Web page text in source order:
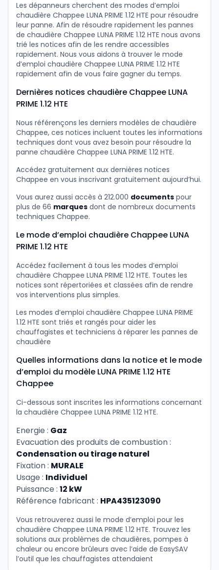
Les dépanneurs cherchent des modes d’emploi
chaudière Chappee LUNA PRIME 1.12 HTE pour résoudre
leur panne. Afin de résoudre rapidement les pannes
de chaudière Chappee LUNA PRIME 1.12 HTE nous avons
trié les notices afin de les rendre accessibles
rapidement. Nous vous aidons à trouver le mode
d’emploi chaudière Chappee LUNA PRIME 1.12 HTE
rapidement afin de vous faire gagner du temps.
Dernières notices chaudière Chappee LUNA
PRIME 1.12 HTE
Nous référençons les derniers modèles de chaudière
Chappee, ces notices incluent toutes les informations
techniques dont vous avez besoin pour résoudre la
panne chaudière Chappee LUNA PRIME 1.12 HTE.
Accédez gratuitement aux dernières notices
Chappee en vous inscrivant gratuitement aujourd’hui.
Vous aurez aussi accès à 212.000 documents pour
plus de 66 marques dont de nombreux documents
techniques Chappee.
Le mode d’emploi chaudière Chappee LUNA
PRIME 1.12 HTE
Accédez facilement à tous les modes d’emploi
chaudière Chappee LUNA PRIME 1.12 HTE. Toutes les
notices sont répertoriées et classées afin de rendre
vos interventions plus simples.
Les modes d’emploi chaudière Chappee LUNA PRIME
1.12 HTE sont triés et rangés pour aider les
chauffagistes et techniciens à réparer les pannes de
chaudière
Quelles informations dans la notice et le mode
d’emploi du modèle LUNA PRIME 1.12 HTE
Chappee
Ci-dessous sont inscrites les informations concernant
la chaudière Chappee LUNA PRIME 1.12 HTE.
Energie : Gaz
Evacuation des produits de combustion :
Condensation ou tirage naturel
Fixation : MURALE
Usage : Individuel
Puissance : 12 kW
Référence fabricant : HPA435123090
Vous retrouverez aussi le mode d’emploi pour les
chaudière Chappee LUNA PRIME 1.12 HTE. Trouvez les
solutions aux problèmes de chaudières, pompes à
chaleur ou encore brûleurs avec l’aide de EasySAV
l’outil que les chauffagistes attendaient